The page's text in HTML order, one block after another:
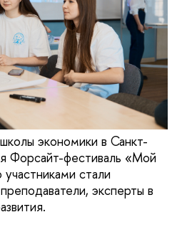
экономики в Санкт-
Форсайт-фестиваль «Мой
стали
эксперты в